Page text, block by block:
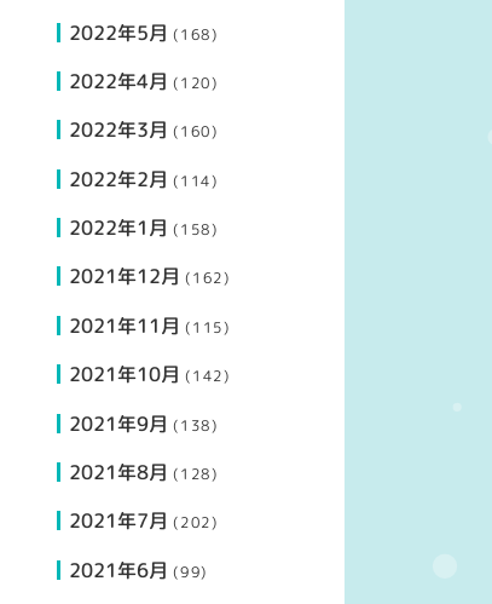
2022年5月 (168)
2022年4月 (120)
2022年3月 (160)
2022年2月 (114)
2022年1月 (158)
2021年12月 (162)
2021年11月 (115)
2021年10月 (142)
2021年9月 (138)
2021年8月 (128)
2021年7月 (202)
2021年6月 (99)